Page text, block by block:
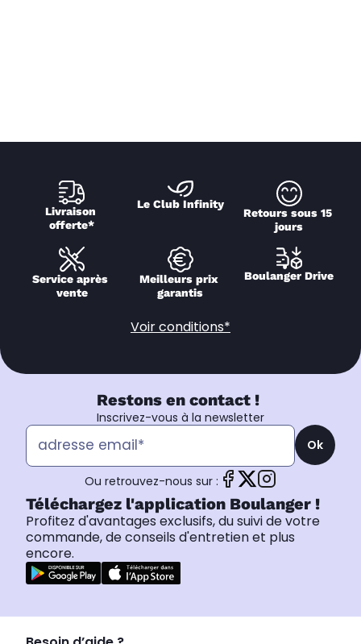
Livraison
offerte*
Le Club Infinity
Retours sous 15
jours
Service après
vente
Meilleurs prix
garantis
Boulanger Drive
Voir conditions*
Restons en contact !
Inscrivez-vous à la newsletter
Ok
Ou retrouvez-nous sur :
Téléchargez l'application Boulanger !
Profitez d'avantages exclusifs, du suivi de votre
commande, de conseils d'entretien et plus
encore.